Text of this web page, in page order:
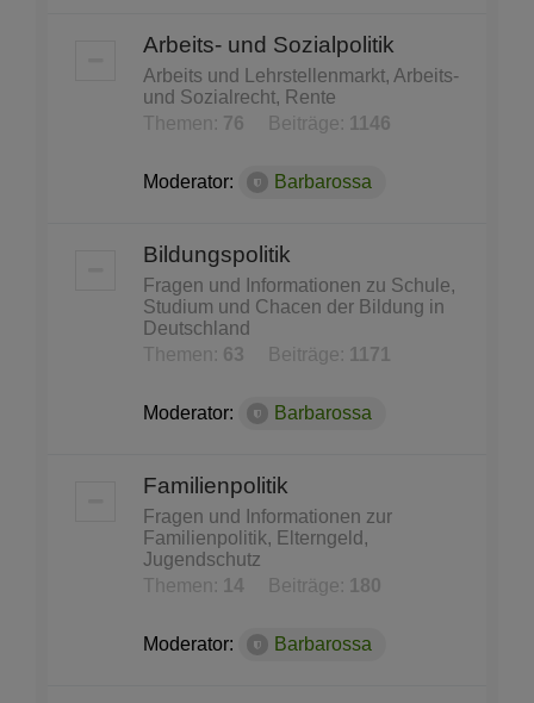
Arbeits- und Sozialpolitik
Arbeits und Lehrstellenmarkt, Arbeits-
und Sozialrecht, Rente
Themen: 76 Beiträge: 1146
Moderator: Barbarossa
Bildungspolitik
Fragen und Informationen zu Schule,
Studium und Chacen der Bildung in
Deutschland
Themen: 63 Beiträge: 1171
Moderator: Barbarossa
Familienpolitik
Fragen und Informationen zur
Familienpolitik, Elterngeld,
Jugendschutz
Themen:
14 Beiträge: 180
Moderator: Barbarossa